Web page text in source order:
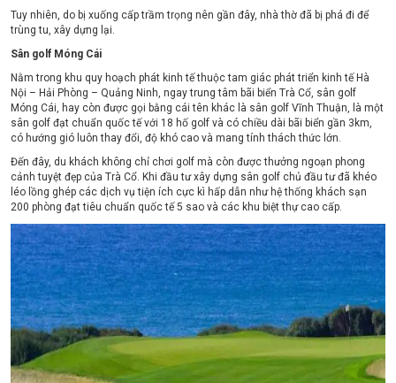
Tuy nhiên, do bị xuống cấp trầm trọng nên gần đây, nhà thờ đã bị phá đi để
trùng tu, xây dựng lại.
Sân golf Móng Cái
Nằm trong khu quy hoạch phát kinh tế thuộc tam giác phát triển kinh tế Hà
Nội – Hải Phòng – Quảng Ninh, ngay trung tâm bãi biển Trà Cổ, sân golf
Móng Cái, hay còn được gọi bằng cái tên khác là sân golf Vĩnh Thuận, là một
sân golf đạt chuẩn quốc tế với 18 hố golf và có chiều dài bãi biển gần 3km,
có hướng gió luôn thay đổi, độ khó cao và mang tính thách thức lớn.
Đến đây, du khách không chỉ chơi golf mà còn được thưởng ngoạn phong
cảnh tuyệt đẹp của Trà Cổ. Khi đầu tư xây dựng sân golf chủ đầu tư đã khéo
léo lồng ghép các dịch vụ tiện ích cực kì hấp dẫn như hệ thống khách sạn
200 phòng đạt tiêu chuẩn quốc tế 5 sao và các khu biệt thự cao cấp.